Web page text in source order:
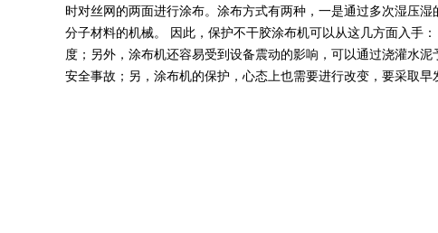
时对丝网的两面进行涂布。涂布方式有两种，一是通过多次湿压
分子材料的机械。 因此，保护不干胶涂布机可以从这几方面入手
度；另外，涂布机还容易受到设备震动的影响，可以通过浇灌水
安全事故；另，涂布机的保护，心态上也需要进行改变，要采取早